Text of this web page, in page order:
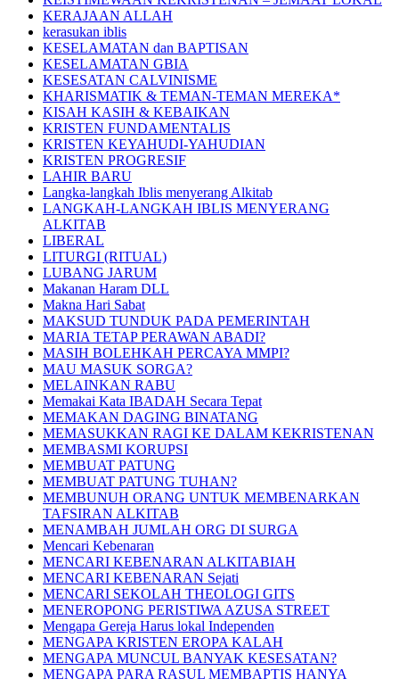
KERAJAAN ALLAH
kerasukan iblis
KESELAMATAN dan BAPTISAN
KESELAMATAN GBIA
KESESATAN CALVINISME
KHARISMATIK & TEMAN-TEMAN MEREKA*
KISAH KASIH & KEBAIKAN
KRISTEN FUNDAMENTALIS
KRISTEN KEYAHUDI-YAHUDIAN
KRISTEN PROGRESIF
LAHIR BARU
Langka-langkah Iblis menyerang Alkitab
LANGKAH-LANGKAH IBLIS MENYERANG
ALKITAB
LIBERAL
LITURGI (RITUAL)
LUBANG JARUM
Makanan Haram DLL
Makna Hari Sabat
MAKSUD TUNDUK PADA PEMERINTAH
MARIA TETAP PERAWAN ABADI?
MASIH BOLEHKAH PERCAYA MMPI?
MAU MASUK SORGA?
MELAINKAN RABU
Memakai Kata IBADAH Secara Tepat
MEMAKAN DAGING BINATANG
MEMASUKKAN RAGI KE DALAM KEKRISTENAN
MEMBASMI KORUPSI
MEMBUAT PATUNG
MEMBUAT PATUNG TUHAN?
MEMBUNUH ORANG UNTUK MEMBENARKAN
TAFSIRAN ALKITAB
MENAMBAH JUMLAH ORG DI SURGA
Mencari Kebenaran
MENCARI KEBENARAN ALKITABIAH
MENCARI KEBENARAN Sejati
MENCARI SEKOLAH THEOLOGI GITS
MENEROPONG PERISTIWA AZUSA STREET
Mengapa Gereja Harus lokal Independen
MENGAPA KRISTEN EROPA KALAH
MENGAPA MUNCUL BANYAK KESESATAN?
MENGAPA PARA RASUL MEMBAPTIS HANYA